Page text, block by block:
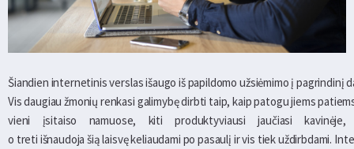
Šiandien internetinis verslas išaugo iš papildomo užsiėmimo į pagrindinį
Vis daugiau žmonių renkasi galimybę dirbti taip, kaip patogu jiems
vieni įsitaiso namuose, kiti produktyviausi jaučiasi kavinėje,
o treti išnaudoja šią laisvę keliaudami po pasaulį ir vis tiek uždirbdami.